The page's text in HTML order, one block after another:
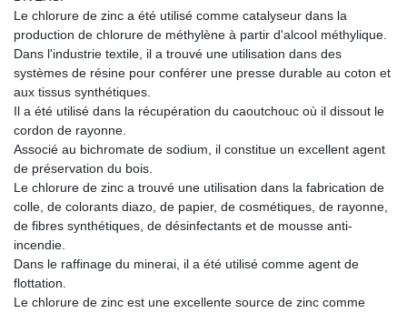
Le chlorure de zinc a été utilisé comme catalyseur dans la
production de chlorure de méthylène à partir d'alcool méthylique.
Dans l'industrie textile, il a trouvé une utilisation dans des
systèmes de résine pour conférer une presse durable au coton et
aux tissus synthétiques.
Il a été utilisé dans la récupération du caoutchouc où il dissout le
cordon de rayonne.
Associé au bichromate de sodium, il constitue un excellent agent
de préservation du bois.
Le chlorure de zinc a trouvé une utilisation dans la fabrication de
colle, de colorants diazo, de papier, de cosmétiques, de rayonne,
de fibres synthétiques, de désinfectants et de mousse anti-
incendie.
Dans le raffinage du minerai, il a été utilisé comme agent de
flottation.
Le chlorure de zinc est une excellente source de zinc comme